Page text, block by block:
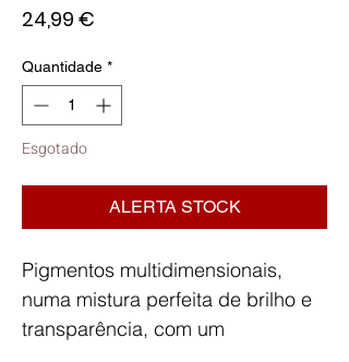
24,99 €
Quantidade *
Esgotado
ALERTA STOCK
Pigmentos multidimensionais,
numa mistura perfeita de brilho e
transparência, com um